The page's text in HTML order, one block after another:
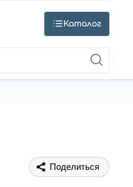
Каталог
Поделиться